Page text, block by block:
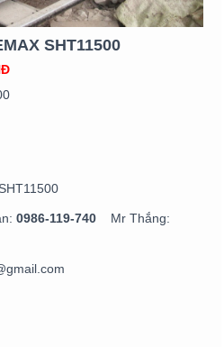
SHT11500
0986-119-740 Mr Thắng: